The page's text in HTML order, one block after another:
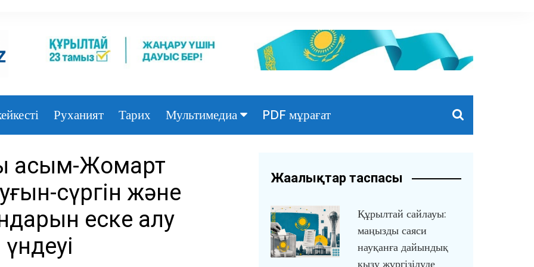
Руханият Тарих Мультимедиа PDF мұрағат
Қасым-Жомарт
сүргін және
еске алу
Жаңалықтар таспасы
Құрылтай сайлауы:
маңызды саяси
науқанға дайындық
қызу жүргізілуде